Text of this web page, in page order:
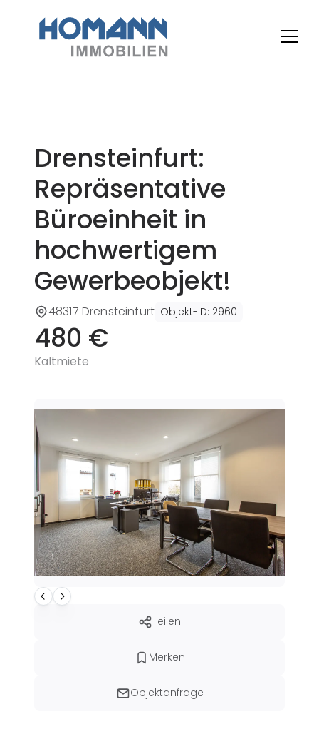
Drensteinfurt:
Repräsentative
Büroeinheit in
hochwertigem
Gewerbeobjekt!
48317 Drensteinfurt Objekt-ID: 2960
480 €
Kaltmiete
Teilen
Merken
Objektanfrage